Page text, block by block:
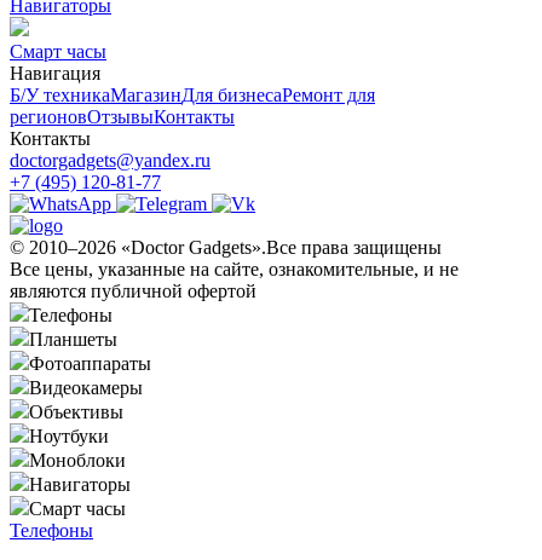
Навигаторы
Смарт часы
Навигация
Б/У техникaМагазинДля бизнесаРемонт для
регионовОтзывыКонтакты
Контакты
doctorgadgets@yandex.ru
+7 (495) 120-81-77
© 2010–2026 «Doctor Gadgets».Все права защищены
Все цены, указанные на сайте, ознакомительные, и не
являются публичной офертой
Телефоны
Планшеты
Фотоаппараты
Видеокамеры
Объективы
Ноутбуки
Моноблоки
Навигаторы
Смарт часы
Телефоны